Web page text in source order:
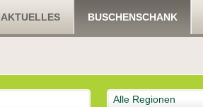
AKTUELLES BUSCHENSCHANK
Alle Regionen